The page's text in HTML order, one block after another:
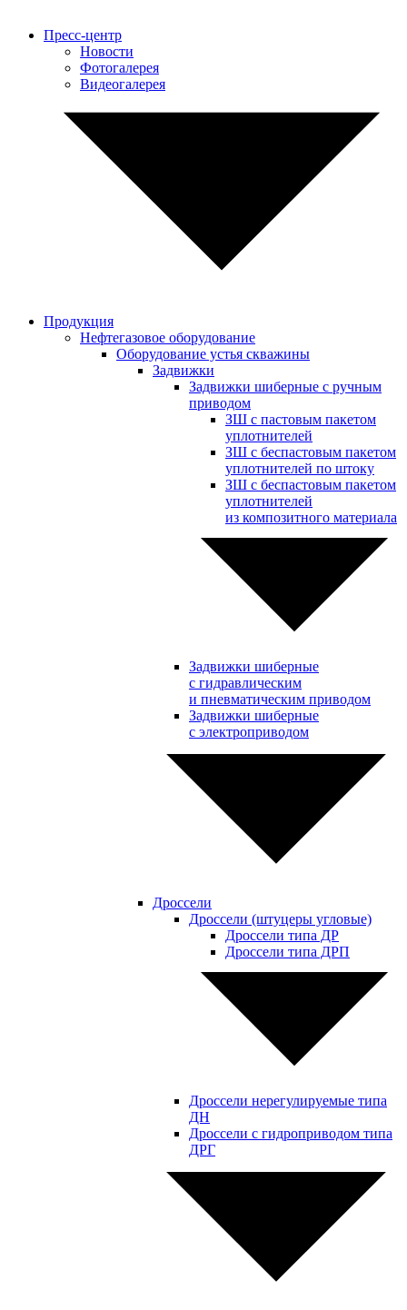
Пресс-центр
Новости
Фотогалерея
Видеогалерея
Продукция
Нефтегазовое оборудование
Оборудование устья скважины
Задвижки
Задвижки шиберные с ручным
приводом
ЗШ с пастовым пакетом
уплотнителей
ЗШ с беспастовым пакетом
уплотнителей по штоку
ЗШ с беспастовым пакетом
уплотнителей
из композитного материала
Задвижки шиберные
с гидравлическим
и пневматическим приводом
Задвижки шиберные
с электроприводом
Дроссели
Дроссели (штуцеры угловые)
Дроссели типа ДР
Дроссели типа ДРП
Дроссели нерегулируемые типа
ДН
Дроссели с гидроприводом типа
ДРГ